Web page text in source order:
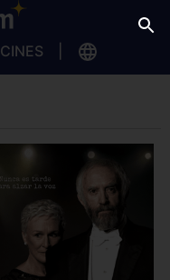
CINES